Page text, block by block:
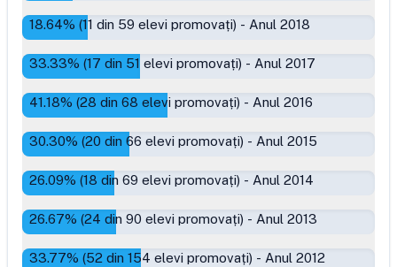
18.64% (11 din 59 elevi promovați) - Anul 2018
33.33% (17 din 51 elevi promovați) - Anul 2017
41.18% (28 din 68 elevi promovați) - Anul 2016
30.30% (20 din 66 elevi promovați) - Anul 2015
26.09% (18 din 69 elevi promovați) - Anul 2014
26.67% (24 din 90 elevi promovați) - Anul 2013
33.77% (52 din 154 elevi promovați) - Anul 2012